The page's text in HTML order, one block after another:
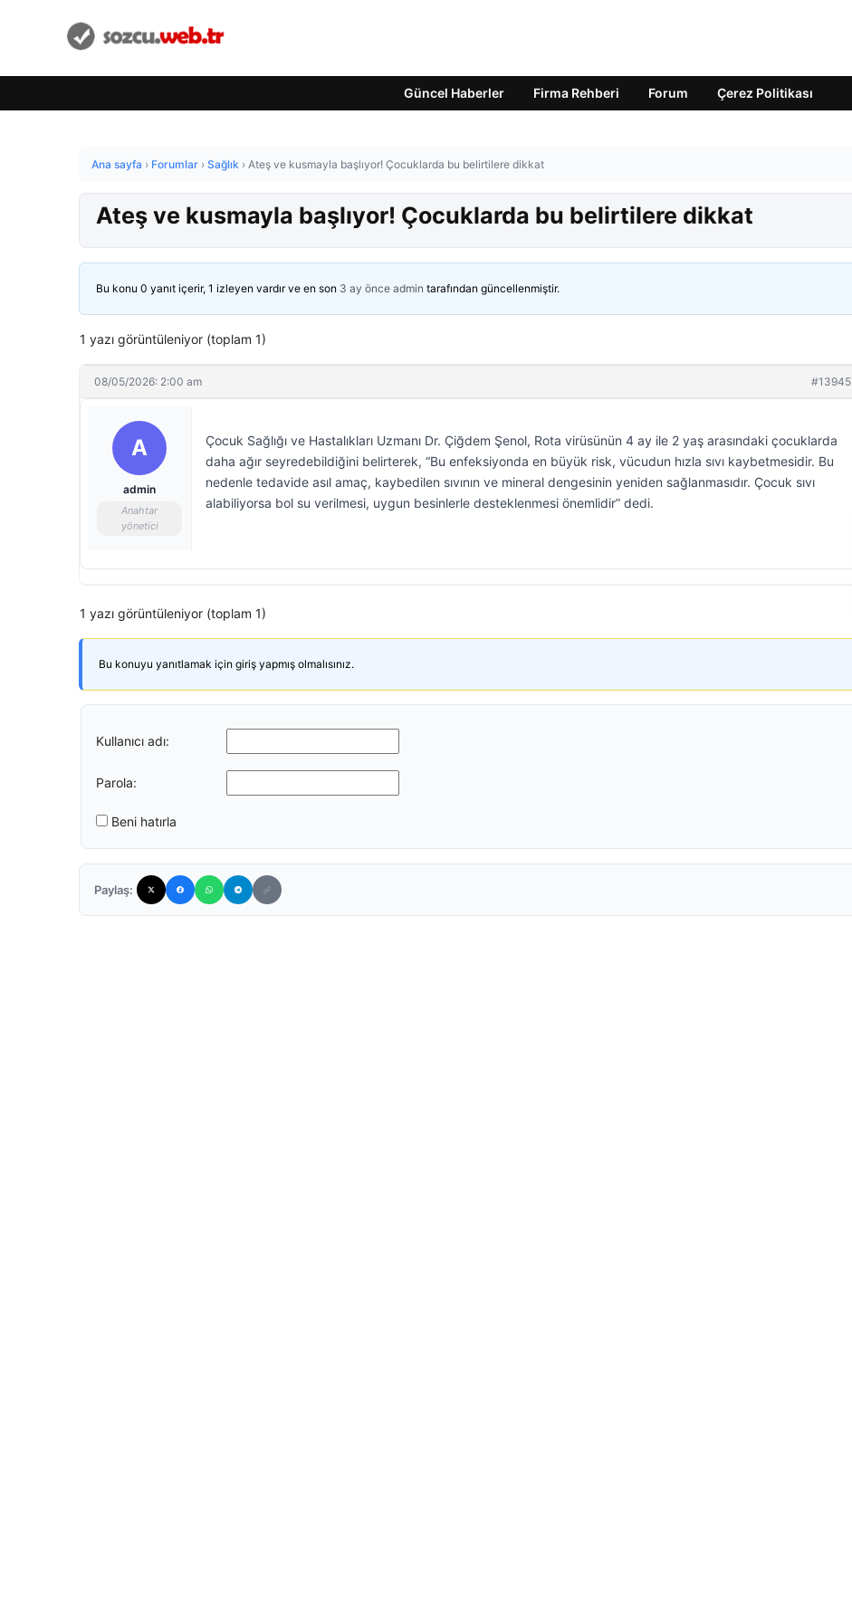
Güncel Haberler Firma Rehberi Forum Çerez Politikası
Ana sayfa › Forumlar › Sağlık › Ateş ve kusmayla başlıyor! Çocuklarda bu belirtilere dikkat
Ateş ve kusmayla başlıyor! Çocuklarda bu belirtilere dikkat
Bu konu 0 yanıt içerir, 1 izleyen vardır ve en son 3 ay önce admin tarafından güncellenmiştir.
1 yazı görüntüleniyor (toplam 1)
08/05/2026: 2:00 am #13945
A
admin
Anahtar
yönetici
Çocuk Sağlığı ve Hastalıkları Uzmanı Dr. Çiğdem Şenol, Rota virüsünün 4 ay ile 2 yaş arasındaki çocuklarda
daha ağır seyredebildiğini belirterek, “Bu enfeksiyonda en büyük risk, vücudun hızla sıvı kaybetmesidir. Bu
nedenle tedavide asıl amaç, kaybedilen sıvının ve mineral dengesinin yeniden sağlanmasıdır. Çocuk sıvı
alabiliyorsa bol su verilmesi, uygun besinlerle desteklenmesi önemlidir” dedi.
1 yazı görüntüleniyor (toplam 1)
Bu konuyu yanıtlamak için giriş yapmış olmalısınız.
Kullanıcı adı:
Parola:
Beni hatırla
Paylaş: